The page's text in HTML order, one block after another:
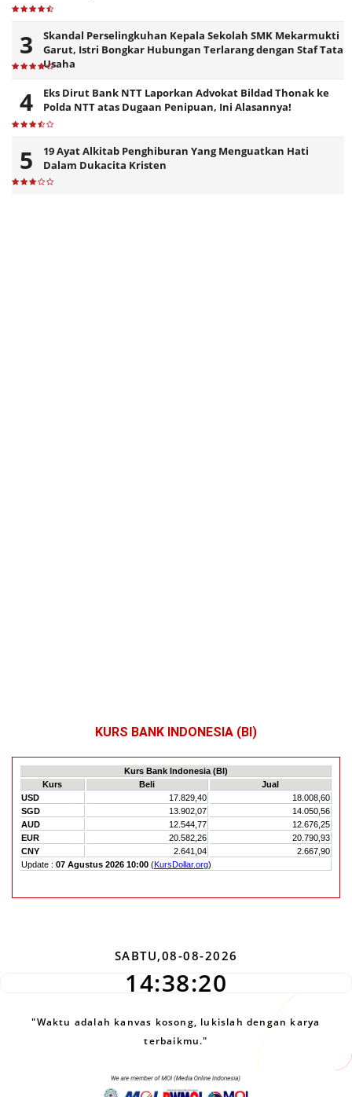
Skandal Perselingkuhan Kepala Sekolah SMK Mekarmukti
Garut, Istri Bongkar Hubungan Terlarang dengan Staf Tata
Usaha
Eks Dirut Bank NTT Laporkan Advokat Bildad Thonak ke
Polda NTT atas Dugaan Penipuan, Ini Alasannya!
19 Ayat Alkitab Penghiburan Yang Menguatkan Hati
Dalam Dukacita Kristen
KURS BANK INDONESIA (BI)
SABTU,08-08-2026
14:38:20
"Waktu adalah kanvas kosong, lukislah dengan karya
terbaikmu."